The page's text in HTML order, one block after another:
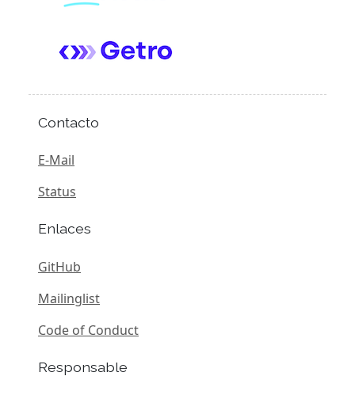
Contacto
E-Mail
Status
Enlaces
GitHub
Mailinglist
Code of Conduct
Responsable